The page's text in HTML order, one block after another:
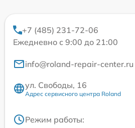
+7 (485) 231-72-06
Ежедневно с 9:00 до 21:00
info@roland-repair-center.ru
ул. Свободы, 16
Адрес сервисного центра Roland
Режим работы: